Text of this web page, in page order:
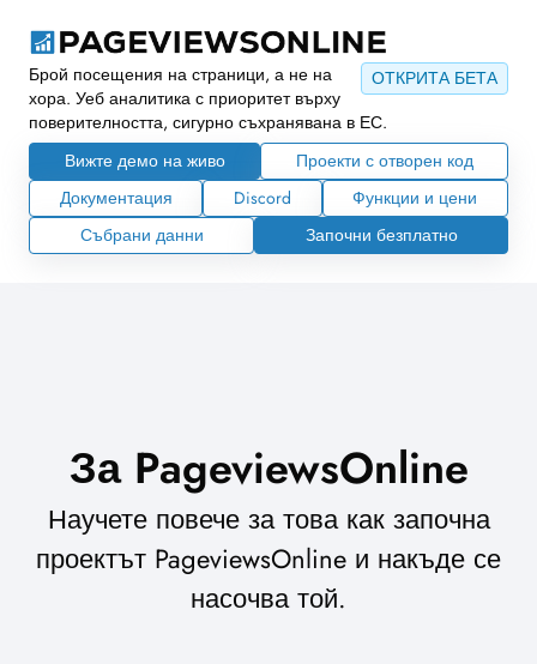
ОТКРИТА БЕТА
Брой посещения на страници, а не на
хора. Уеб аналитика с приоритет върху
поверителността, сигурно съхранявана в ЕС.
Вижте демо на живо
Проекти с отворен код
Документация
Discord
Функции и цени
Събрани данни
Започни безплатно
За PageviewsOnline
Научете повече за това как започна
проектът PageviewsOnline и накъде се
насочва той.